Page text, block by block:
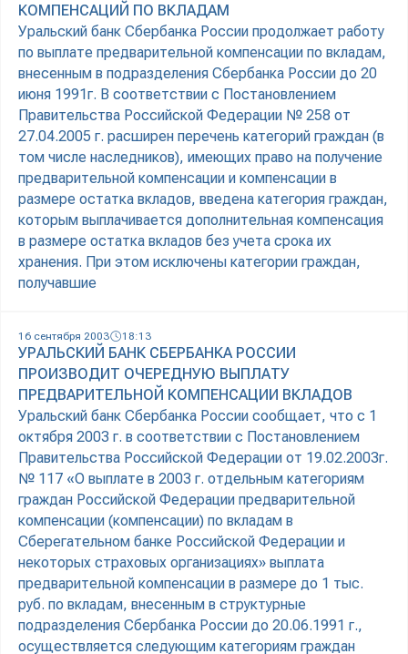
КОМПЕНСАЦИЙ ПО ВКЛАДАМ
Уральский банк Сбербанка России продолжает работу
по выплате предварительной компенсации по вкладам,
внесенным в подразделения Сбербанка России до 20
июня 1991г. В соответствии с Постановлением
Правительства Российской Федерации № 258 от
27.04.2005 г. расширен перечень категорий граждан (в
том числе наследников), имеющих право на получение
предварительной компенсации и компенсации в
размере остатка вкладов, введена категория граждан,
которым выплачивается дополнительная компенсация
в размере остатка вкладов без учета срока их
хранения. При этом исключены категории граждан,
получавшие
16 сентября 2003 18:13
УРАЛЬСКИЙ БАНК СБЕРБАНКА РОССИИ
ПРОИЗВОДИТ ОЧЕРЕДНУЮ ВЫПЛАТУ
ПРЕДВАРИТЕЛЬНОЙ КОМПЕНСАЦИИ ВКЛАДОВ
Уральский банк Сбербанка России сообщает, что с 1
октября 2003 г. в соответствии с Постановлением
Правительства Российской Федерации от 19.02.2003г.
№ 117 «О выплате в 2003 г. отдельным категориям
граждан Российской Федерации предварительной
компенсации (компенсации) по вкладам в
Сберегательном банке Российской Федерации и
некоторых страховых организациях» выплата
предварительной компенсации в размере до 1 тыс.
руб. по вкладам, внесенным в структурные
подразделения Сбербанка России до 20.06.1991 г.,
осуществляется следующим категориям граждан